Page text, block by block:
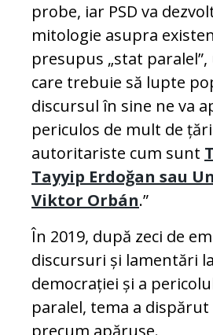
probe, iar PSD va
mitologie asupra
presupus „stat
care trebuie să lupte
discursul în sine ne va
periculos de mult de
autoritariste cum sunt
Tayyip Erdoğan sau
Viktor Orbán.”
În 2019, după zeci de
discursuri și lamentări
democrației și a
paralel, tema a